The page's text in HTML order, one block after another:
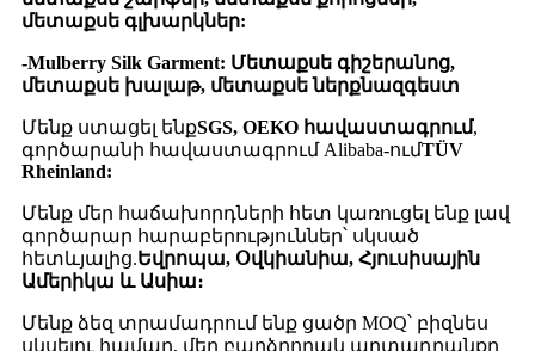
մետաքսե գլխարկներ:
-Mulberry Silk Garment: Մետաքսե գիշերանոց,
մետաքսե խալաթ, մետաքսե ներքնազգեստ
Մենք ստացել ենքSGS, OEKO հավաստագրում,
գործարանի հավաստագրում Alibaba-ումTÜV
Rheinland:
Մենք մեր հաճախորդների հետ կառուցել ենք լավ
գործարար հարաբերություններ՝ սկսած
հետևյալից.Եվրոպա, Օվկիանիա, Հյուսիսային
Ամերիկա և Ասիա։
Մենք ձեզ տրամադրում ենք ցածր MOQ՝ բիզնես
սկսելու համար, մեր բարձրորակ արտադրանքը